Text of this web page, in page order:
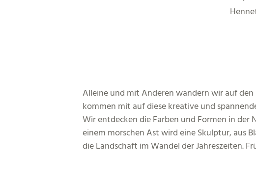
Alleine und mit Anderen wandern wir auf
kommen mit auf diese kreative und
Wir entdecken die Farben und Formen in der
einem morschen Ast wird eine Skulptur, aus
die Landschaft im Wandel der Jahreszeiten.